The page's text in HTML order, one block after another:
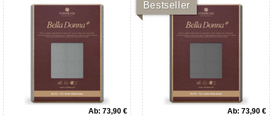
Ab: 73,90 €
Bestseller
Ab: 73,90 €